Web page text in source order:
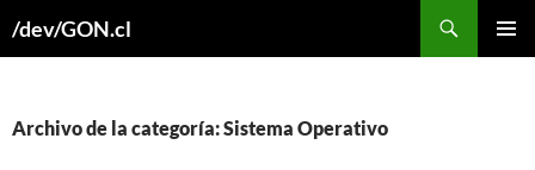
/dev/GON.cl
Archivo de la categoría: Sistema Operativo